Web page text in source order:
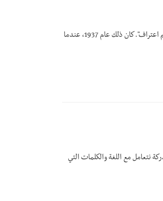
تمامًا مثل سقراط، عَرَف فتجنشتاين أنَّ الصدق مع النفس هو الفعل الأكثر فلسفيّةً على الإطلاق."لقد أتيت لتقديم اعتراف".كان ذلك عام 1937، عندما
نتعامل مع اللغة والكلمات التي